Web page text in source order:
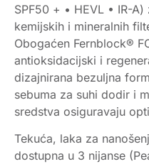
SPF50 + • HEVL • IR-
kemijskih i mineralnih
Obogaćen Fernblock®
antioksidacijski i
dizajnirana bezuljna
sebuma za suhi dodir i
sredstva osiguravaju
Tekuća, laka za
dostupna u 3 nijanse